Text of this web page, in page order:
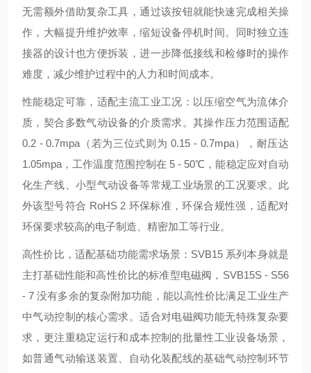
无需额外借助复杂工具，通过该按钮就能快速完成相关操
作，大幅提升维护效率，缩短设备停机时间。同时独立连
接器的设计也方便拆装，进一步降低接线和检修时的操作
难度，减少维护过程中的人力和时间成本。
性能稳定可靠，适配主流工业工况：以压缩空气为流体介
质，契合多数气动设备的介质需求。其操作压力范围适配
0.2 - 0.7mpa（若为三位式则为 0.15 - 0.7mpa），耐压达
1.05mpa，工作温度范围控制在 5 - 50℃，能稳定应对自动
化生产线、小型气动设备等常规工业场景的工况要求。此
外该型号符合 RoHS 2 环保标准，环保合规性强，适配对
环保要求较高的电子制造、精密加工等行业。
高性价比，适配基础功能需求场景：SVB15 系列本身就是
主打基础性能和高性价比的标准型电磁阀，SVB15S - S56
- 7 没有多余的复杂附加功能，能以高性价比满足工业生产
中气动控制的核心需求。适合对电磁阀功能无特殊复杂要
求，更注重稳定运行和成本控制的批量性工业设备场景，
如普通气动输送装置、自动化装配线的基础气动控制环节